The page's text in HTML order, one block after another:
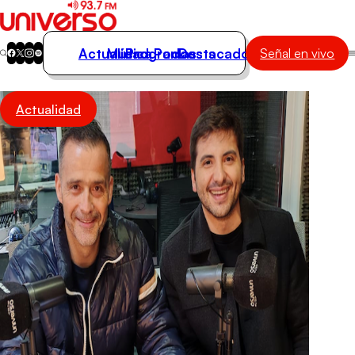
Actualidad
Música
Programas
Podcasts
Destacados
Actualidad
Música
Programas
Podcasts
Destacados Señal en vivo
Actualidad